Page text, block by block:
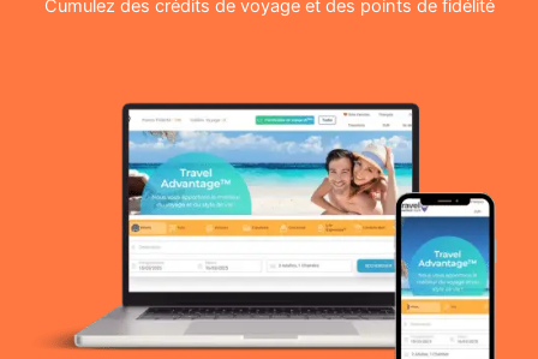
Cumulez des crédits de voyage et des points de fidélité